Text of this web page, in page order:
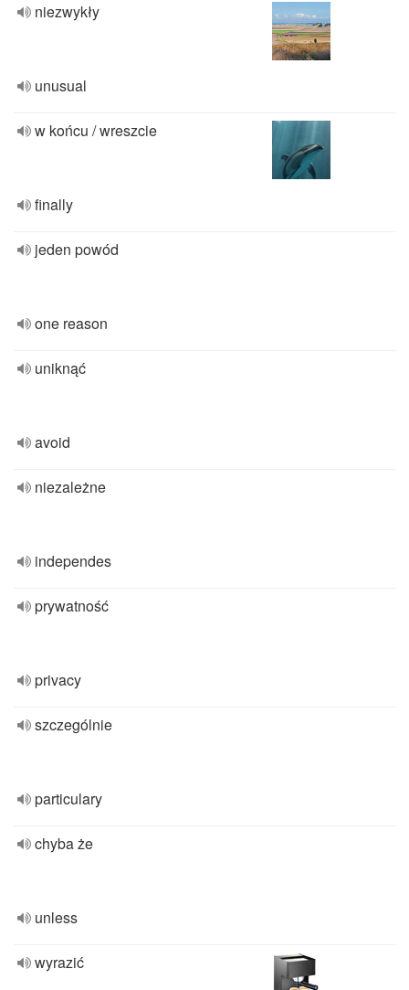
niezwykły
unusual
w końcu / wreszcie
finally
jeden powód
one reason
uniknąć
avoid
niezależne
independes
prywatność
privacy
szczególnie
particulary
chyba że
unless
wyrazić